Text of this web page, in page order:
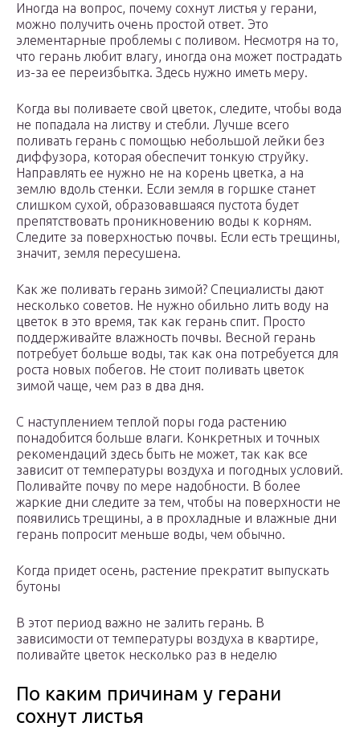
Иногда на вопрос, почему сохнут листья у герани,
можно получить очень простой ответ. Это
элементарные проблемы с поливом. Несмотря на то,
что герань любит влагу, иногда она может пострадать
из-за ее переизбытка. Здесь нужно иметь меру.
Когда вы поливаете свой цветок, следите, чтобы вода
не попадала на листву и стебли. Лучше всего
поливать герань с помощью небольшой лейки без
диффузора, которая обеспечит тонкую струйку.
Направлять ее нужно не на корень цветка, а на
землю вдоль стенки. Если земля в горшке станет
слишком сухой, образовавшаяся пустота будет
препятствовать проникновению воды к корням.
Следите за поверхностью почвы. Если есть трещины,
значит, земля пересушена.
Как же поливать герань зимой? Специалисты дают
несколько советов. Не нужно обильно лить воду на
цветок в это время, так как герань спит. Просто
поддерживайте влажность почвы. Весной герань
потребует больше воды, так как она потребуется для
роста новых побегов. Не стоит поливать цветок
зимой чаще, чем раз в два дня.
С наступлением теплой поры года растению
понадобится больше влаги. Конкретных и точных
рекомендаций здесь быть не может, так как все
зависит от температуры воздуха и погодных условий.
Поливайте почву по мере надобности. В более
жаркие дни следите за тем, чтобы на поверхности не
появились трещины, а в прохладные и влажные дни
герань попросит меньше воды, чем обычно.
Когда придет осень, растение прекратит выпускать
бутоны
В этот период важно не залить герань. В
зависимости от температуры воздуха в квартире,
поливайте цветок несколько раз в неделю
По каким причинам у герани
сохнут листья